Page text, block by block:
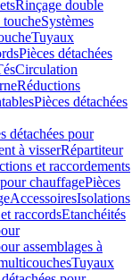
Rinçage double
toucheSystèmes
Tuyaux
Pièces détachées
Circulation
Réductions
Pièces détachées
détachées pour
à visserRépartiteur
et raccordements
chauffagePièces
AccessoiresIsolations
raccordsEtanchéités
assemblages à
Tuyaux